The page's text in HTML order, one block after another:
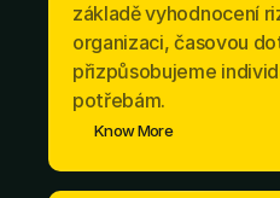
základě vyhodnocení
organizaci, časovou
přizpůsobujeme
potřebám.
Know More